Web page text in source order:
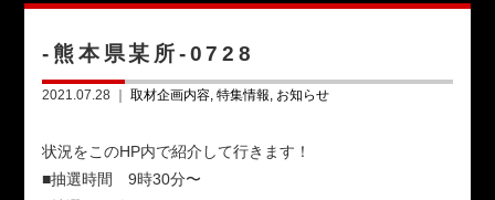
-熊本県某所-0728
2021.07.28 ｜取材企画内容 特集情報 お知らせ
状況をこのHP内で紹介して行きます！
■抽選時間 9時30分〜